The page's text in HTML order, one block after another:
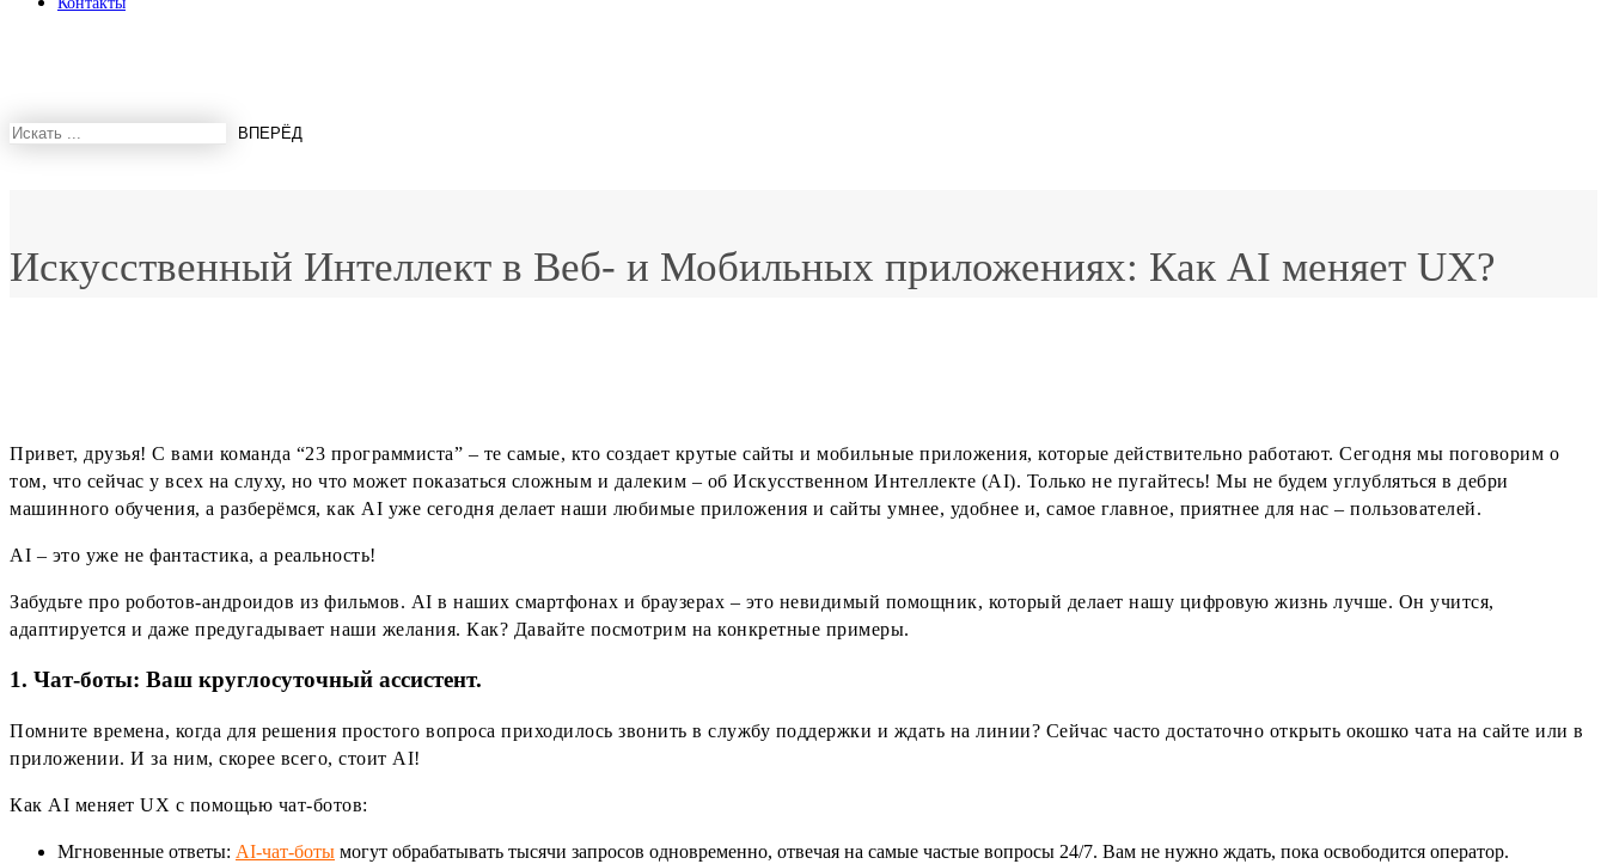
Искусственный Интеллект в Веб- и Мобильных приложениях: Как AI меняет UX?
Привет, друзья! С вами команда “23 программиста” – те самые, кто создает крутые сайты и мобильные приложения, которые действительно работают. Сегодня мы поговорим о
том, что сейчас у всех на слуху, но что может показаться сложным и далеким – об Искусственном Интеллекте (AI). Только не пугайтесь! Мы не будем углубляться в дебри
машинного обучения, а разберёмся, как AI уже сегодня делает наши любимые приложения и сайты умнее, удобнее и, самое главное, приятнее для нас – пользователей.
AI – это уже не фантастика, а реальность!
Забудьте про роботов-андроидов из фильмов. AI в наших смартфонах и браузерах – это невидимый помощник, который делает нашу цифровую жизнь лучше. Он учится,
адаптируется и даже предугадывает наши желания. Как? Давайте посмотрим на конкретные примеры.
1. Чат-боты: Ваш круглосуточный ассистент.
Помните времена, когда для решения простого вопроса приходилось звонить в службу поддержки и ждать на линии? Сейчас часто достаточно открыть окошко чата на сайте или в
приложении. И за ним, скорее всего, стоит AI!
Как AI меняет UX с помощью чат-ботов:
Мгновенные ответы: AI-чат-боты могут обрабатывать тысячи запросов одновременно, отвечая на самые частые вопросы 24/7. Вам не нужно ждать, пока освободится оператор.